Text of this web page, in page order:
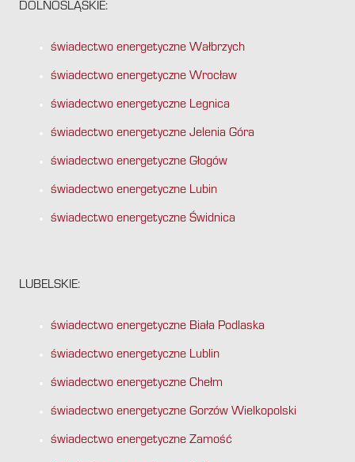
DOLNOŚLĄSKIE:
świadectwo energetyczne Wałbrzych
świadectwo energetyczne Wrocław
świadectwo energetyczne Legnica
świadectwo energetyczne Jelenia Góra
świadectwo energetyczne Głogów
świadectwo energetyczne Lubin
świadectwo energetyczne Świdnica
LUBELSKIE:
świadectwo energetyczne Biała Podlaska
świadectwo energetyczne Lublin
świadectwo energetyczne Chełm
świadectwo energetyczne Gorzów Wielkopolski
świadectwo energetyczne Zamość